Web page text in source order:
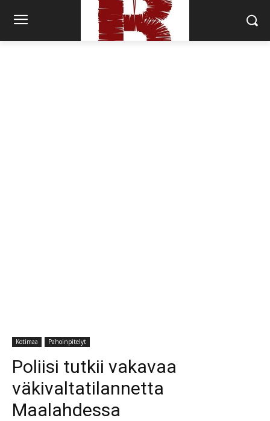
Kotimaa Pahoinpitelyt
Poliisi tutkii vakavaa
väkivaltatilannetta
Maalahdessa